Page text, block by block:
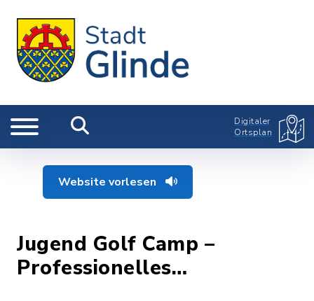
Digitaler
Ortsplan
Website vorlesen
Jugend Golf Camp –
Professionelles